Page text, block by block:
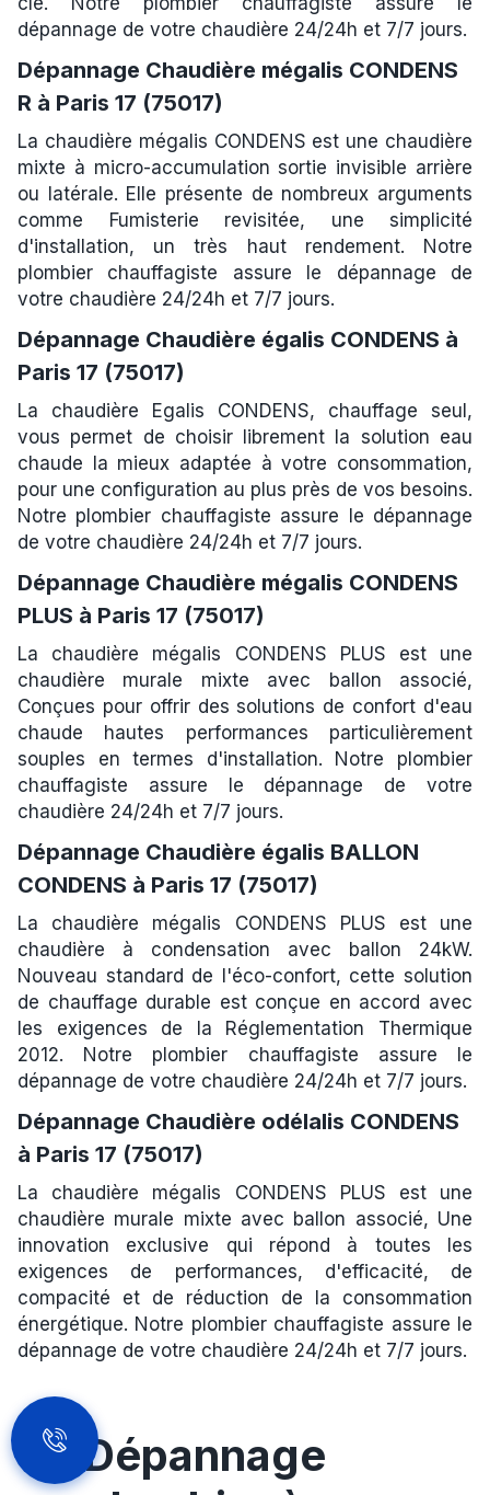
dépannage de votre chaudière 24/24h et 7/7 jours.
Dépannage Chaudière mégalis CONDENS
R à Paris 17 (75017)
La chaudière mégalis CONDENS est une chaudière
mixte à micro-accumulation sortie invisible arrière
ou latérale. Elle présente de nombreux arguments
comme Fumisterie revisitée, une simplicité
d'installation, un très haut rendement. Notre
plombier chauffagiste assure le dépannage de
votre chaudière 24/24h et 7/7 jours.
Dépannage Chaudière égalis CONDENS à
Paris 17 (75017)
La chaudière Egalis CONDENS, chauffage seul,
vous permet de choisir librement la solution eau
chaude la mieux adaptée à votre consommation,
pour une configuration au plus près de vos besoins.
Notre plombier chauffagiste assure le dépannage
de votre chaudière 24/24h et 7/7 jours.
Dépannage Chaudière mégalis CONDENS
PLUS à Paris 17 (75017)
La chaudière mégalis CONDENS PLUS est une
chaudière murale mixte avec ballon associé,
Conçues pour offrir des solutions de confort d'eau
chaude hautes performances particulièrement
souples en termes d'installation. Notre plombier
chauffagiste assure le dépannage de votre
chaudière 24/24h et 7/7 jours.
Dépannage Chaudière égalis BALLON
CONDENS à Paris 17 (75017)
La chaudière mégalis CONDENS PLUS est une
chaudière à condensation avec ballon 24kW.
Nouveau standard de l'éco-confort, cette solution
de chauffage durable est conçue en accord avec
les exigences de la Réglementation Thermique
2012. Notre plombier chauffagiste assure le
dépannage de votre chaudière 24/24h et 7/7 jours.
Dépannage Chaudière odélalis CONDENS
à Paris 17 (75017)
La chaudière mégalis CONDENS PLUS est une
chaudière murale mixte avec ballon associé, Une
innovation exclusive qui répond à toutes les
exigences de performances, d'efficacité, de
compacité et de réduction de la consommation
énergétique. Notre plombier chauffagiste assure le
dépannage de votre chaudière 24/24h et 7/7 jours.
Dépannage